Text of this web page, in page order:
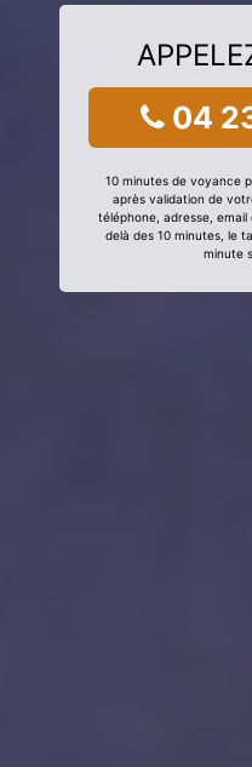
04
10 minutes de voyance
après validation de
téléphone, adresse,
delà des 10 minutes, le
minute